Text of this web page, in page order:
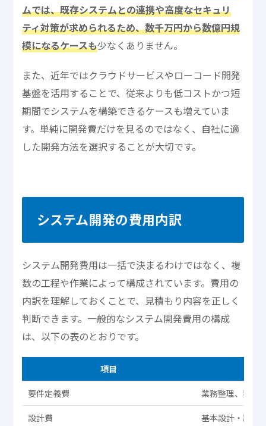
ムでは、既存システムとの連携や高度なセキュリ
ティ対策が求められるため、数千万円から数億円規
模になるケースも少なくありません。
また、近年ではクラウドサービスやローコード開発
基盤を活用することで、従来よりも低コストかつ短
期間でシステムを構築できるケースも増えていま
す。単純に開発費だけを見るのではなく、自社に適
した開発方法を選択することが大切です。
システム開発の費用内訳
システム開発費用は一括で決まるわけではなく、複
数の工程や作業によって構成されています。費用の
内訳を理解しておくことで、見積もり内容を正しく
判断できます。一般的なシステム開発費用の構成
は、以下の表のとおりです。
項目
要件定義費 業務整理、要件
設計費 基本設計・詳細